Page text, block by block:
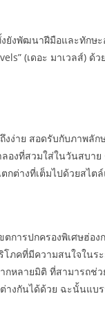
งพัฒนาฝีมือและทักษ
(เดอะ มาเวลส์) ด้
งง่าย สอดรับกับภาพ
องที่สวมใส่ในวันสบา
ต่างที่เต็มไปด้วยสไต
ารปกครองพิเศษฮ่อง
ริโภคที่มีความสนใจใ
หลายมิติ ที่สามารถช่ว
งกันได้ด้วย ฉะนั้นแบ